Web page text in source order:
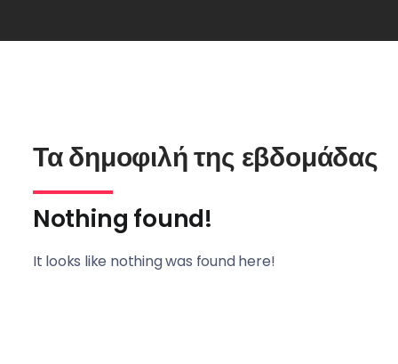
Τα δημοφιλή της εβδομάδας
Nothing found!
It looks like nothing was found here!